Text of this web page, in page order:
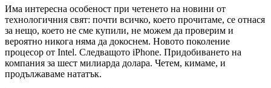
Има интересна особеност при четенето на новини от
технологичния свят: почти всичко, което прочитаме, се отнася
за нещо, което не сме купили, не можем да проверим и
вероятно никога няма да докоснем. Новото поколение
процесор от Intel. Следващото iPhone. Придобиването на
компания за шест милиарда долара. Четем, кимаме, и
продължаваме нататък.